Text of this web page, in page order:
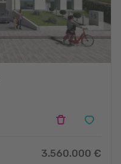
3.560.000 €